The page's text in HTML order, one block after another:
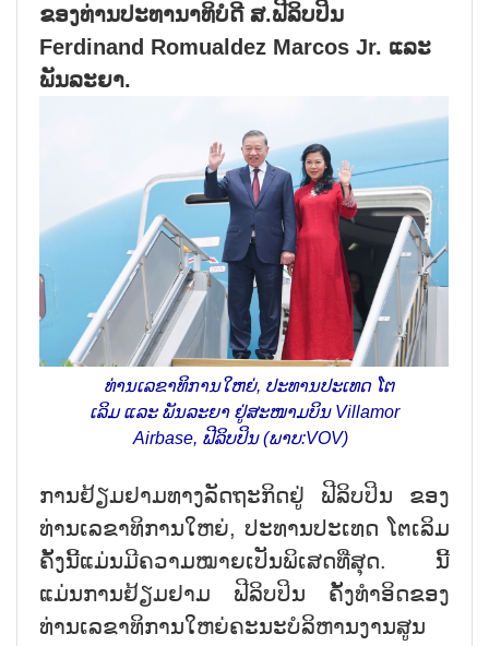
ຂອງ​ທ່ານ​ປະ​ທາ​ນາ​ທິ​ບໍ​ດີ ສ.ຟີ​ລິບ​ປິນ
Ferdinand Romualdez Marcos Jr. ແລະ
ພັນ​ລະ​ຍາ.
ທ່ານ​ເລ​ຂາ​ທິ​ການ​ໃຫ​ຍ່, ປະ​ທານ​ປະ​ເທດ ໂຕ​
ເລິມ ແລະ ພັນ​ລະ​ຍາ ຢູ່​ສະ​ໜາມ​ບິນ Villamor
Airbase, ຟີ​ລິບ​ປິນ (ພາບ:VOV)
ການ​ຢ້ຽມ​ຢາມ​ທາງ​ລັດ​ຖະ​ກິດ​ຢູ່ ຟີ​ລິບ​ປິນ​ ຂອງ​
ທ່ານ​ເລ​ຂາ​ທິ​ການ​ໃຫຍ່, ປະ​ທານ​ປະ​ເທດ ໂຕເລິມ
ຄັ້ງ​ນີ້​ແມ່ນ​ມີ​ຄວາມ​ໝາຍ​ເປັນ​ພິ​ເສດ​ທີ່​ສຸດ. ນີ້​
ແມ່ນ​ການ​ຢ້ຽມ​ຢາມ​ ຟີ​ລິບ​ປິນ​ ຄັ້ງ​ທໍ​າ​ອິດ​ຂອງ​
ທ່ານ​ເລ​ຂາ​ທິ​ການ​ໃຫຍ່​ຄະ​ນະ​ບໍ​ລິ​ຫານ​ງານ​ສູນ​